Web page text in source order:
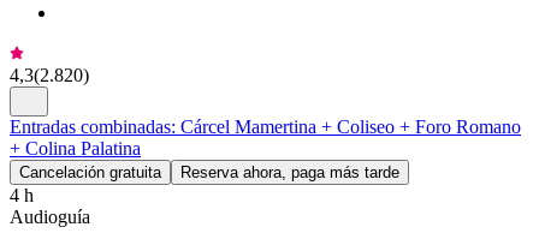
4,3(2.820)
Entradas combinadas: Cárcel Mamertina + Coliseo + Foro Romano
+ Colina Palatina
Cancelación gratuita Reserva ahora, paga más tarde
4 h
Audioguía